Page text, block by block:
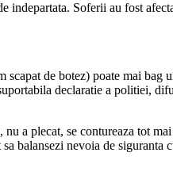
indepartata. Soferii au fost
de botez) poate mai
declaratie a politiei,
a plecat, se contureaza tot
balansezi nevoia de